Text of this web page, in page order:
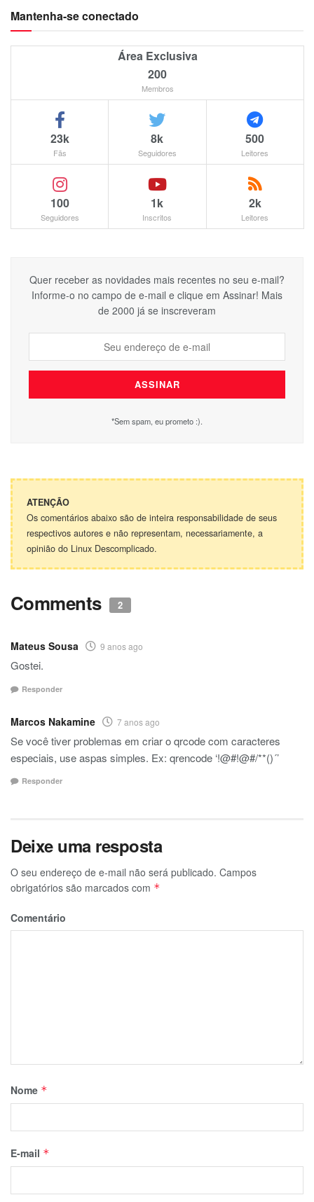
Mantenha-se conectado
Área Exclusiva
200
Membros
23k
Fãs
8k
Seguidores
500
Leitores
100
Seguidores
1k
Inscritos
2k
Leitores
Quer receber as novidades mais recentes no seu e-mail?
Informe-o no campo de e-mail e clique em Assinar! Mais
de 2000 já se inscreveram
*Sem spam, eu prometo :).
ATENÇÃO
Os comentários abaixo são de inteira responsabilidade de seus
respectivos autores e não representam, necessariamente, a
opinião do Linux Descomplicado.
Comments 2
Mateus Sousa 9 anos ago
Gostei.
Responder
Marcos Nakamine 7 anos ago
Se você tiver problemas em criar o qrcode com caracteres
especiais, use aspas simples. Ex: qrencode ‘!@#!@#/**()´’
Responder
Deixe uma resposta
O seu endereço de e-mail não será publicado. Campos
obrigatórios são marcados com *
Comentário
Nome *
E-mail *